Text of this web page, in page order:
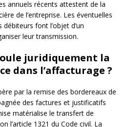
annuels récents attestent de la
de l’entreprise. Les éventuelles
font l’objet d’un
leur transmission.
juridiquement la
dans l’affacturage ?
par la remise des bordereaux de
des factures et justificatifs
matérialise le transfert de
l’article 1321 du Code civil. La